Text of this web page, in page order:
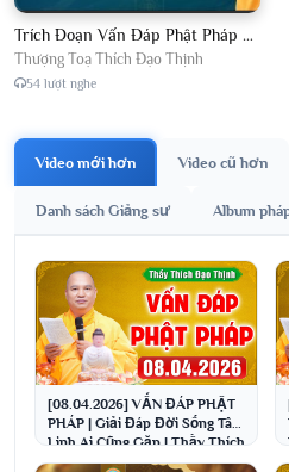
Trích Đoạn Vấn Đáp Phật Pháp 2026
Thượng Toạ Thích Đạo Thịnh
54 lượt nghe
Video mới hơn Video cũ hơn
Danh sách Giảng sư Album
[08.04.2026] VẤN ĐÁP PHẬT
PHÁP | Giải Đáp Đời Sống Tâm
Linh Ai Cũng Gặp | Thầy Thích
Đạo Thịnh